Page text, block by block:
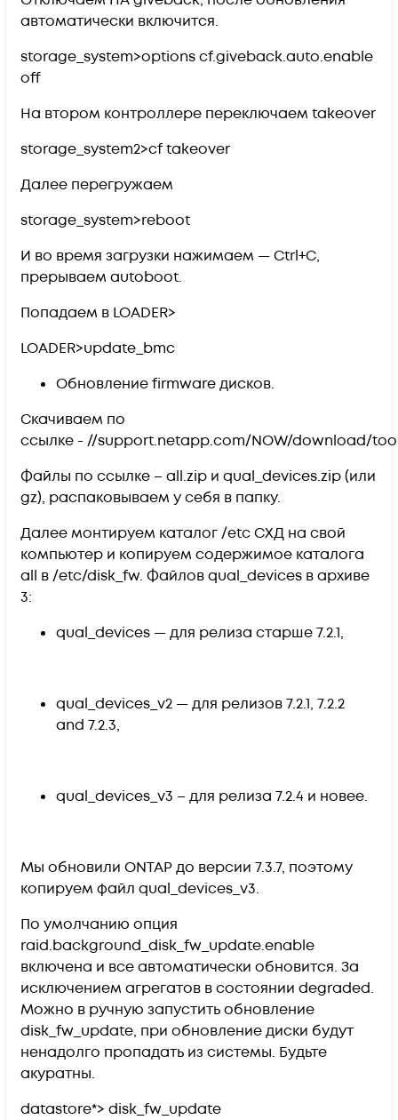
автоматически включится.
storage_system>options cf.giveback.auto.enable
off
На втором контроллере переключаем takeover
storage_system2>cf takeover
Далее перегружаем
storage_system>reboot
И во время загрузки нажимаем — Ctrl+C,
прерываем autoboot.
Попадаем в LOADER>
LOADER>update_bmc
Обновление firmware дисков.
Скачиваем по
ссылке - //support.netapp.com/NOW/download/
Файлы по ссылке – all.zip и qual_devices.zip (или
gz), распаковываем у себя в папку.
Далее монтируем каталог /etc СХД на свой
компьютер и копируем содержимое каталога
all в /etc/disk_fw. Файлов qual_devices в архиве
3:
qual_devices — для релиза старше 7.2.1,
qual_devices_v2 — для релизов 7.2.1, 7.2.2
and 7.2.3,
qual_devices_v3 – для релиза 7.2.4 и новее.
Мы обновили ONTAP до версии 7.3.7, поэтому
копируем файл qual_devices_v3.
По умолчанию опция
raid.background_disk_fw_update.enable
включена и все автоматически обновится. За
исключением агрегатов в состоянии degraded.
Можно в ручную запустить обновление
disk_fw_update, при обновление диски будут
ненадолго пропадать из системы. Будьте
акуратны.
datastore*> disk_fw_update